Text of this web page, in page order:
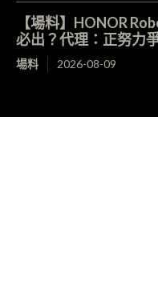
【場料】HONOR
必出？代理：正努力
場料 2026-08-09